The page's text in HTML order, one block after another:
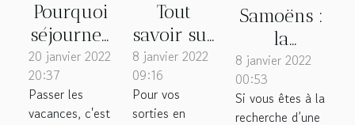
Pourquoi
séjourner
dans un
chalet
pour
20 janvier 2022
20:37
Passer les
vacances, c'est
Tout
savoir sur
les ventes
privées
Disney
8 janvier 2022
09:16
Pour vos
sorties en
Samoëns :
la
destination
idéale
pour des
8 janvier 2022
00:53
Si vous êtes à la
recherche d’une